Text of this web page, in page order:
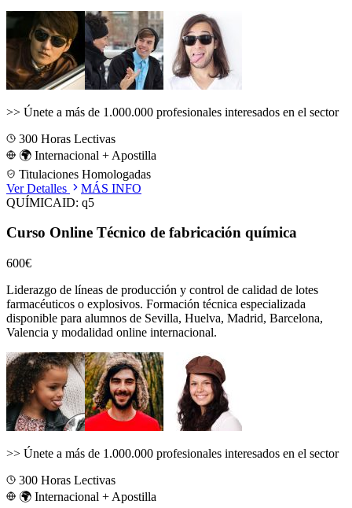
>> Únete a más de 1.000.000 profesionales interesados en el sector
300 Horas Lectivas
🌍 Internacional + Apostilla
Titulaciones Homologadas
Ver Detalles
MÁS INFO
QUÍMICAID: q5
Curso Online Técnico de fabricación química
600€
Liderazgo de líneas de producción y control de calidad de lotes
farmacéuticos o explosivos. Formación técnica especializada
disponible para alumnos de Sevilla, Huelva, Madrid, Barcelona,
Valencia y modalidad online internacional.
>> Únete a más de 1.000.000 profesionales interesados en el sector
300 Horas Lectivas
🌍 Internacional + Apostilla